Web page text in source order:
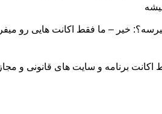
: خیر – ما فقط اکانت هایی رو
اکانت برنامه و سایت های قانونی و